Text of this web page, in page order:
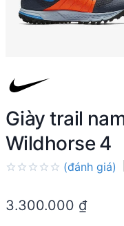
Giày trail
Wildhorse 4
out
(đánh giá)
3.300.000 ₫